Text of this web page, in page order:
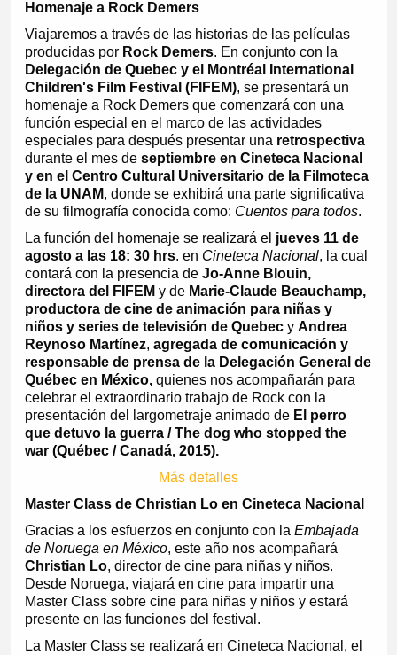
Homenaje a Rock Demers
Viajaremos a través de las historias de las películas
producidas por Rock Demers. En conjunto con la
Delegación de Quebec y el Montréal International
Children's Film Festival (FIFEM), se presentará un
homenaje a Rock Demers que comenzará con una
función especial en el marco de las actividades
especiales para después presentar una retrospectiva
durante el mes de septiembre en Cineteca Nacional
y en el Centro Cultural Universitario de la Filmoteca
de la UNAM, donde se exhibirá una parte significativa
de su filmografía conocida como: Cuentos para todos.
La función del homenaje se realizará el jueves 11 de
agosto a las 18: 30 hrs. en Cineteca Nacional, la cual
contará con la presencia de Jo-Anne Blouin,
directora del FIFEM y de Marie-Claude Beauchamp,
productora de cine de animación para niñas y
niños y series de televisión de Quebecy Andrea
Reynoso Martínez, agregada de comunicación y
responsable de prensa de la Delegación General de
Québec en México,quienes nos acompañarán para
celebrar el extraordinario trabajo de Rock con la
presentación del largometraje animado de El perro
que detuvo la guerra / The dog who stopped the
war (Québec / Canadá, 2015).
Más detalles
Master Class de Christian Lo en Cineteca Nacional
Gracias a los esfuerzos en conjunto con la Embajada
de Noruega en México, este año nos acompañará
Christian Lo, director de cine para niñas y niños.
Desde Noruega, viajará en cine para impartir una
Master Class sobre cine para niñas y niños y estará
presente en las funciones del festival.
La Master Class se realizará en Cineteca Nacional, el